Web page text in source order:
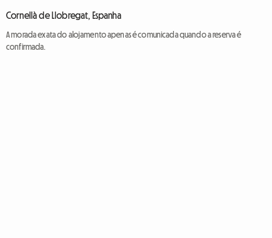
Cornellà de Llobregat, Espanha
A morada exata do alojamento apenas é comunicada quando a reserva é
confirmada.